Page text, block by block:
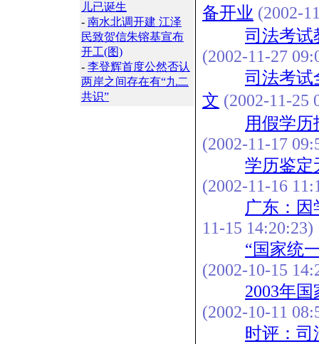
儿已诞生
- 南水北调开建 江泽
民致贺信朱镕基宣布
开工(图)
- 李登辉首度公然否认
两岸之间存在有“九二
共识”
备开业 (2002-
司法考试
(2002-11-27
司法考试
文 (2002-11-25
用假学
(2002-11-17
学历鉴定
(2002-11-16
广东：因
11-15 14:20:23)
“国家统
(2002-10-15
2003年
(2002-10-11
时评：司